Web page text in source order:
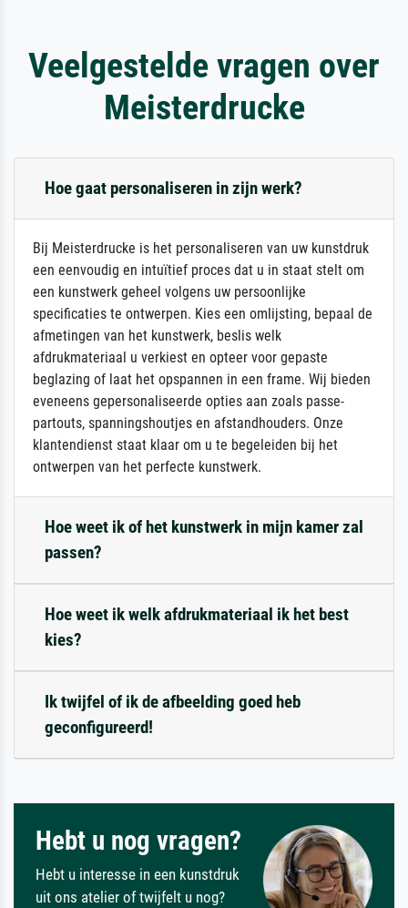
Veelgestelde vragen over
Meisterdrucke
Hoe gaat personaliseren in zijn werk?
Bij Meisterdrucke is het personaliseren van uw kunstdruk
een eenvoudig en intuïtief proces dat u in staat stelt om
een kunstwerk geheel volgens uw persoonlijke
specificaties te ontwerpen. Kies een omlijsting, bepaal de
afmetingen van het kunstwerk, beslis welk
afdrukmateriaal u verkiest en opteer voor gepaste
beglazing of laat het opspannen in een frame. Wij bieden
eveneens gepersonaliseerde opties aan zoals passe-
partouts, spanningshoutjes en afstandhouders. Onze
klantendienst staat klaar om u te begeleiden bij het
ontwerpen van het perfecte kunstwerk.
Hoe weet ik of het kunstwerk in mijn kamer zal
passen?
Hoe weet ik welk afdrukmateriaal ik het best
kies?
Ik twijfel of ik de afbeelding goed heb
geconfigureerd!
Hebt u nog vragen?
Hebt u interesse in een kunstdruk
uit ons atelier of twijfelt u nog?